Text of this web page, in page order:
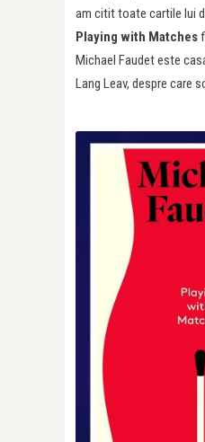
am citit toate cartile lui
Playing with Matches
Michael Faudet este
Lang Leav, despre care